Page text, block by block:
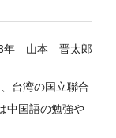
3年 山本 晋太郎
台湾の国立聯合
中国語の勉強や